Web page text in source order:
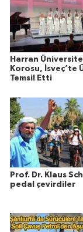
Harran
Korosu, İsveç’te
Temsil Etti
Prof. Dr. Klaus
pedal çevirdiler